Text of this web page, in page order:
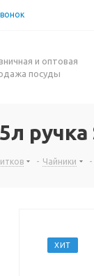
и оптовая
посуды
- Чайники -
ХИТ